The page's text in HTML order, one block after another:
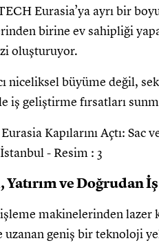
Eurasia’ya ayrı bir
birine ev sahipliği
oluşturuyor.
niceliksel büyüme değil,
iş geliştirme fırsatları
ve Doğrudan
işleme makinelerinden
uzanan geniş bir teknoloji